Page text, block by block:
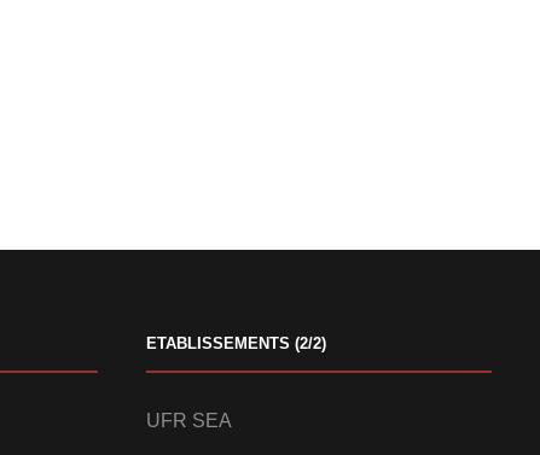
ETABLISSEMENTS (2/2)
UFR SEA